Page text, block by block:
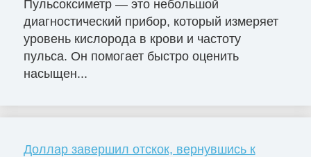
Пульсоксиметр — это небольшой
диагностический прибор, который измеряет
уровень кислорода в крови и частоту
пульса. Он помогает быстро оценить
насыщен...
Доллар завершил отскок, вернувшись к